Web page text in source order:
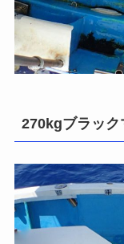
270kgブラック